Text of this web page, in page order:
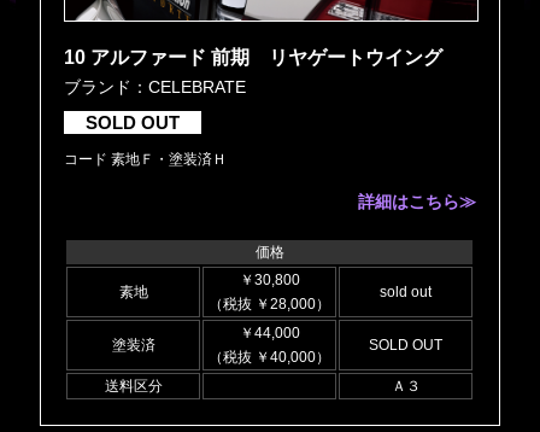
10 アルファード 前期 リヤゲートウイング
ブランド：CELEBRATE
SOLD OUT
コード 素地Ｆ・塗装済Ｈ
詳細はこちら≫
価格
素地
￥30,800
（税抜 ￥28,000）
sold out
塗装済
￥44,000
（税抜 ￥40,000）
SOLD OUT
送料区分 Ａ３